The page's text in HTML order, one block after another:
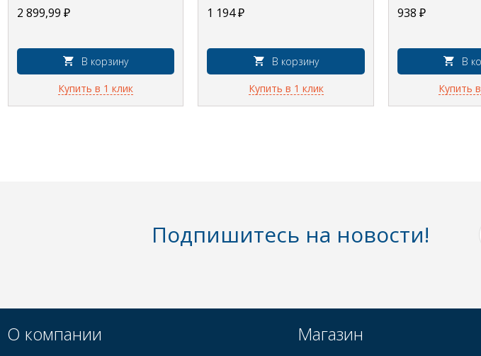
2 899,99 ₽
В корзину
Купить в 1 клик
1 194₽
В корзину
Купить в 1 клик
938 ₽
В
Купить
Подпишитесь на новости!
О компании Магазин